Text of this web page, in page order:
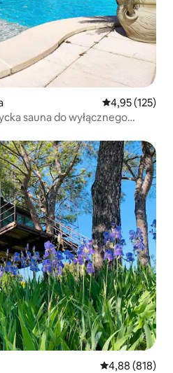
Średnia
4,95 (125)
sauna do wyłącznego
Średnia
4,88 (818)